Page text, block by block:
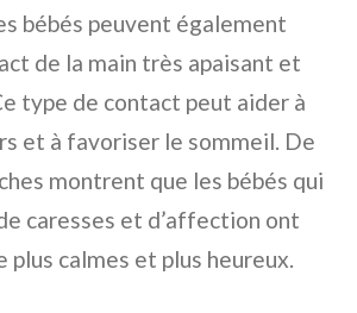
bébés peuvent également
de la main très apaisant et
type de contact peut aider à
et à favoriser le sommeil. De
montrent que les bébés qui
caresses et d’affection ont
plus calmes et plus heureux.